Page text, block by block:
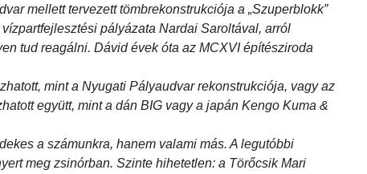
mellett tervezett tömbrekonstrukciója a „Szuperblokk”
pályázata Nardai Saroltával, arról
tud reagálni. Dávid évek óta az MCXVI építésziroda
mint a Nyugati Pályaudvar rekonstrukciója, vagy az
együtt, mint a dán BIG vagy a japán Kengo Kuma &
a számunkra, hanem valami más. A legutóbbi
meg zsinórban. Szinte hihetetlen: a Törőcsik Mari